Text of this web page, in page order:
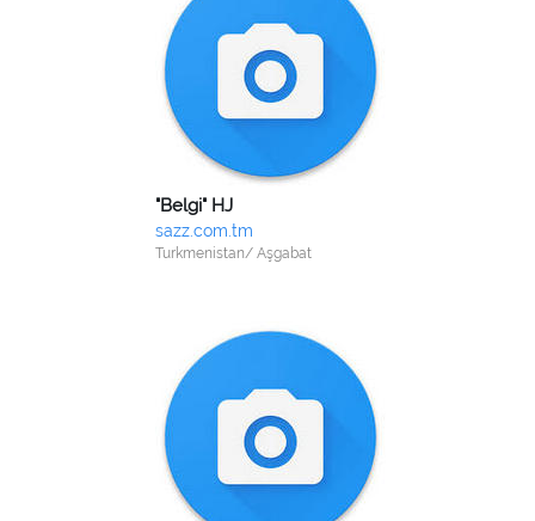
"Belgi" HJ
sazz.com.tm
Turkmenistan/ Aşgabat